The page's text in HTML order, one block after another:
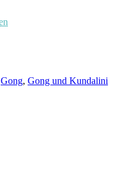
Gong, Gong und Kundalini